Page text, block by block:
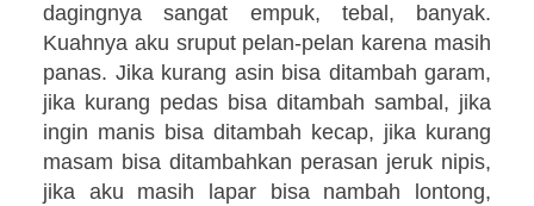
dagingnya sangat empuk, tebal, banyak.
Kuahnya aku sruput pelan-pelan karena masih
panas. Jika kurang asin bisa ditambah garam,
jika kurang pedas bisa ditambah sambal, jika
ingin manis bisa ditambah kecap, jika kurang
masam bisa ditambahkan perasan jeruk nipis,
jika aku masih lapar bisa nambah lontong,